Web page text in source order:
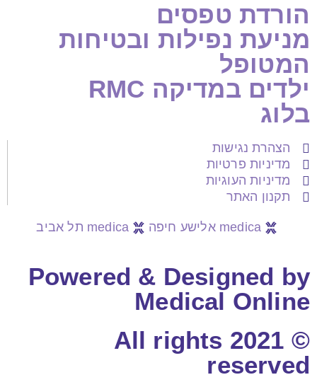
הורדת טפסים
מניעת נפילות ובטיחות
המטופל
ילדים במדיקה RMC
בלוג
הצהרת נגישות
מדיניות פרטיות
מדיניות העוגיות
תקנון האתר
medica אלישע חיפה medica תל אביב
Powered & Designed by
Medical Online
© 2021 All rights
reserved